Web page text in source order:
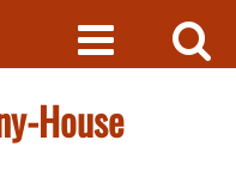
House